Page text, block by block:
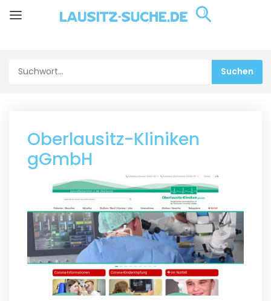
Oberlausitz-Kliniken
gGmbH